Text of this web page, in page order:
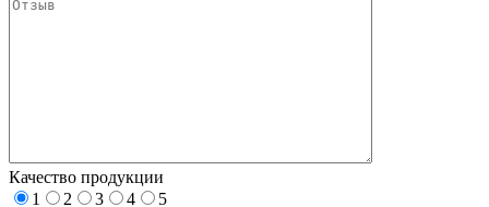
Качество продукции
1
2 3 4
5